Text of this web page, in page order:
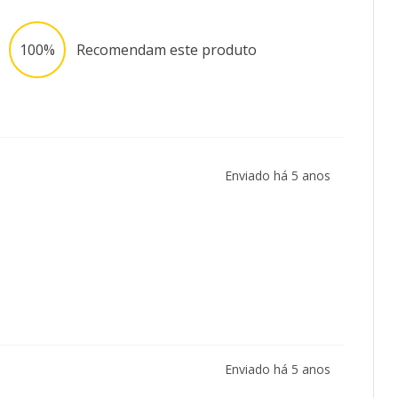
100% Recomendam este produto
Enviado há 5 anos
Enviado há 5 anos